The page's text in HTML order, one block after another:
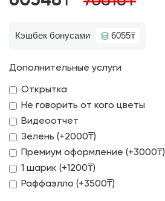
Кэшбек бонусами 6055₸
Дополнительные услуги
Открытка
Не говорить от кого цветы
Видеоотчет
Зелень (+2000₸)
Премиум оформление (+3000₸)
1 шарик (+1200₸)
Раффаэлло (+3500₸)